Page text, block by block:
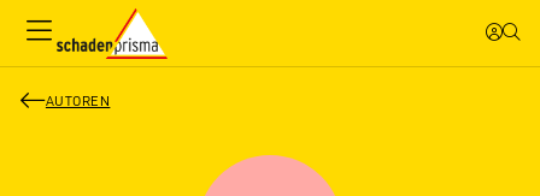
AUTOREN